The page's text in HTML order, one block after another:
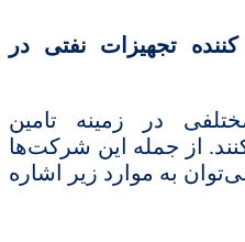
تجهیزات نفتی در
در زمینه تامین
از جمله این شرکت‌ها
به موارد زیر اشاره